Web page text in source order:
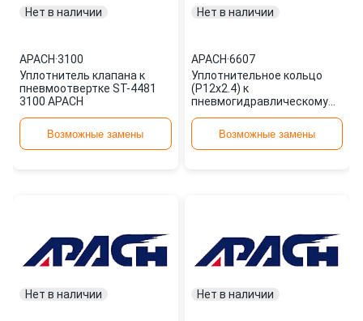
Нет в наличии
APACH·3100
Уплотнитель клапана к
пневмоотвертке ST-4481
3100 APACH
Возможные замены
Нет в наличии
APACH·6607
Уплотнительное кольцо
(P12x2.4) к
пневмогидравлическому
APACHВозможные замены
Нет в наличии Нет в наличии